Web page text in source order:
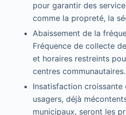
pour garantir des
comme la propreté, la
Abaissement de la
Fréquence de collecte
et horaires restreints
centres communautaires.
Insatisfaction croissante
usagers, déjà
municipaux, seront les